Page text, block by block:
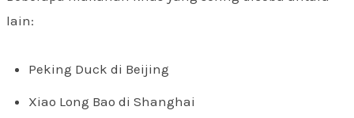
lain:
Peking Duck di Beijing
Xiao Long Bao di Shanghai